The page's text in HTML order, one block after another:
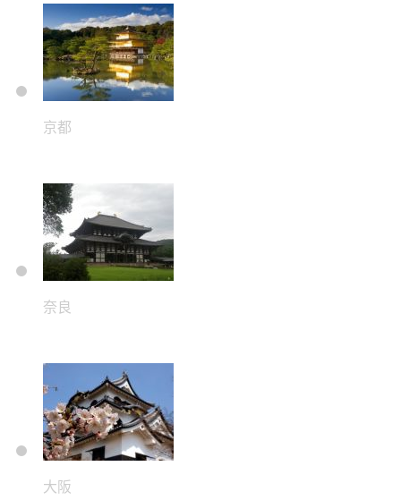
京都
奈良
大阪